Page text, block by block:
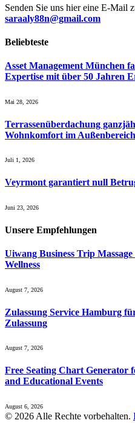
Senden Sie uns hier eine E-Mail
saraaly88n@gmail.com
Beliebteste
Asset Management München
Expertise mit über 50 Jahren
Mai 28, 2026
Terrassenüberdachung
Wohnkomfort im Außenbereich
Juli 1, 2026
Veyrmont garantiert null
Juni 23, 2026
Unsere Empfehlungen
Uiwang Business Trip
Wellness
August 7, 2026
Zulassung Service Hamburg
Zulassung
August 7, 2026
Free Seating Chart Generator
and Educational Events
August 6, 2026
© 2026 Alle Rechte vorbehalten.